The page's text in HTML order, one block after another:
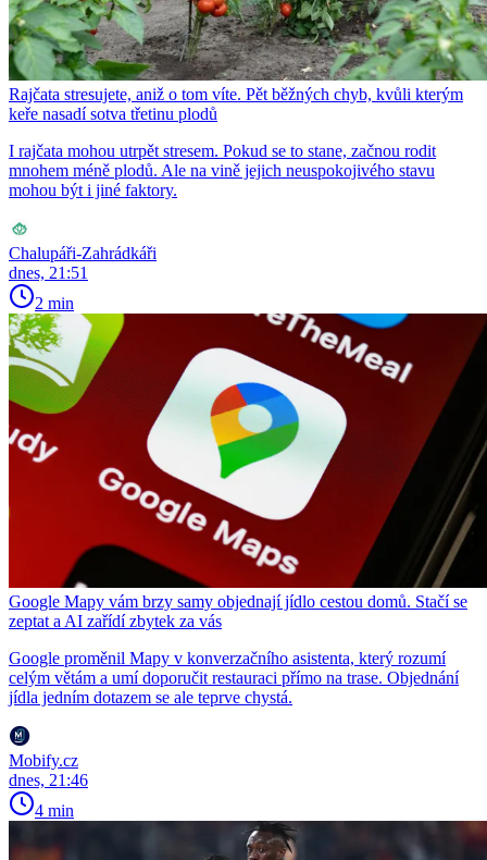
Rajčata stresujete, aniž o tom víte. Pět běžných chyb, kvůli kterým
keře nasadí sotva třetinu plodů
I rajčata mohou utrpět stresem. Pokud se to stane, začnou rodit
mnohem méně plodů. Ale na vině jejich neuspokojivého stavu
mohou být i jiné faktory.
Chalupáři-Zahrádkáři
dnes, 21:51
2 min
Google Mapy vám brzy samy objednají jídlo cestou domů. Stačí se
zeptat a AI zařídí zbytek za vás
Google proměnil Mapy v konverzačního asistenta, který rozumí
celým větám a umí doporučit restauraci přímo na trase. Objednání
jídla jedním dotazem se ale teprve chystá.
Mobify.cz
dnes, 21:46
4 min